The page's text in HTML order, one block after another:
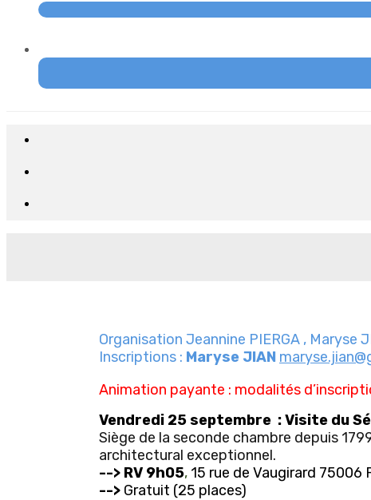
Organisation Jeannine PIERGA , Maryse
Inscriptions : Maryse JIAN
Animation payante : modalités
Vendredi 25 septembre : Visite du
Siège de la seconde chambre depuis
architectural exceptionnel.
--> RV 9h05, 15 rue de Vaugirard 75006
--> Gratuit (25 places)